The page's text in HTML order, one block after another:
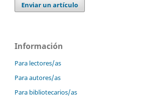
Enviar un artículo
Información
Para lectores/as
Para autores/as
Para bibliotecarios/as